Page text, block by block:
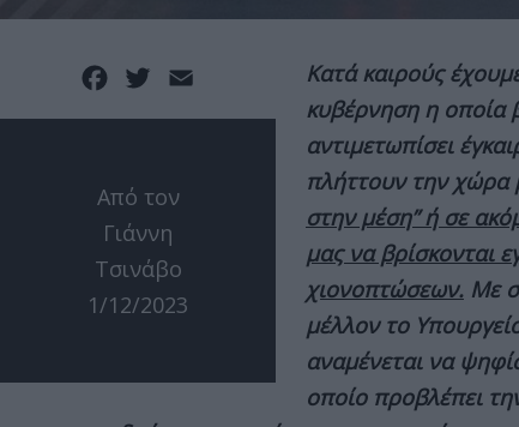
Facebook
Twitter
Από τον
Γιάννη
Τσινάβο
1/12/2023
Κατά καιρούς
κυβέρνηση η οποία
αντιμετωπίσει
πλήττουν την χώρα
στην μέση” ή σε
μας να βρίσκονται
χιονοπτώσεων. Με
μέλλον το
αναμένεται να
οποίο προβλέπει